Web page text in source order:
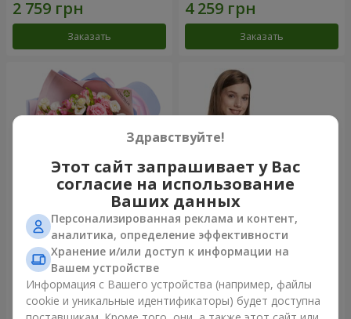
Заказать Заказать
Букет "Сказка моей жизни"
2 399 грн
Заказать
Корзина "Ангелочек"
Заказать
Здравствуйте!
Этот сайт запрашивает у Вас
согласие на использование
Ваших данных
Персонализированная реклама и контент,
аналитика, определение эффективности
Хранение и/или доступ к информации на
Вашем устройстве
Информация с Вашего устройства (например, файлы
cookie и уникальные идентификаторы) будет доступна